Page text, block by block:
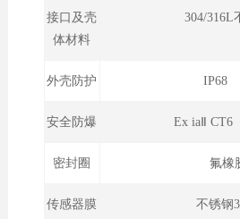
接口及壳
体材料
304/316L
外壳防护
安全防爆 Ex iaⅡ CT6
密封圈 氟橡
传感器膜
不锈钢